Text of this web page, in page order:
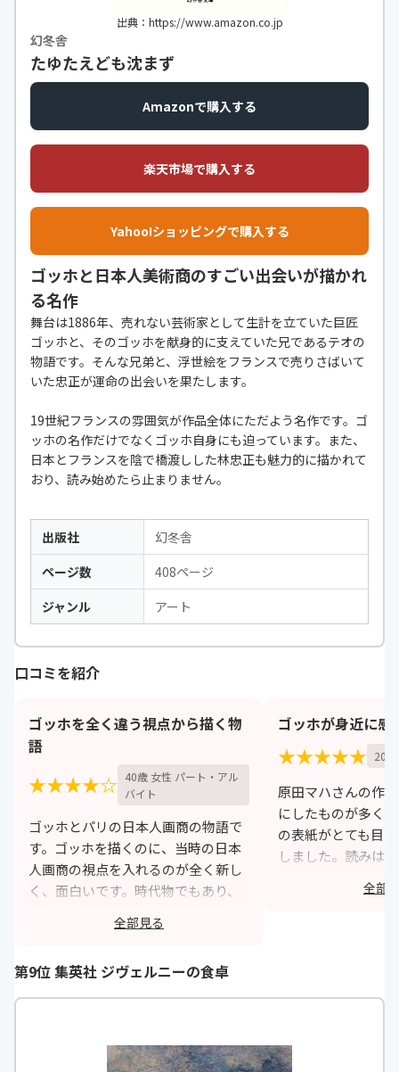
出典：https://www.amazon.co.jp
幻冬舎
たゆたえども沈まず
Amazonで購入する
楽天市場で購入する
Yahoo!ショッピングで購入する
ゴッホと日本人美術商のすごい出会いが描かれ
る名作
舞台は1886年、売れない芸術家として生計を立ていた巨匠
ゴッホと、そのゴッホを献身的に支えていた兄であるテオの
物語です。そんな兄弟と、浮世絵をフランスで売りさばいて
いた忠正が運命の出会いを果たします。
19世紀フランスの雰囲気が作品全体にただよう名作です。ゴ
ッホの名作だけでなくゴッホ自身にも迫っています。また、
日本とフランスを陰で橋渡しした林忠正も魅力的に描かれて
おり、読み始めたら止まりません。
出版社
幻冬舎
ページ数
408ページ
ジャンル
アート
口コミを紹介
ゴッホを全く違う視点から描く物
語
★★★★☆ 40歳 女性 パート・アル
バイト
ゴッホとパリの日本人画商の物語で
す。ゴッホを描くのに、当時の日本
人画商の視点を入れるのが全く新し
く、面白いです。時代物でもあり、
のは「人間」で、それがとても上手
だと思います。
全部見る
ゴッホが身近に感
★★★★★ 20
原田マハさんの作
にしたものが多く
の表紙がとても目
しました。読みは
は心がじんと来る
全部
第9位 集英社 ジヴェルニーの食卓